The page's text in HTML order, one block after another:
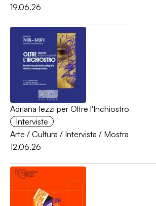
19.06.26
Adriana Iezzi per Oltre l'Inchiostro
Interviste
Arte / Cultura / Intervista / Mostra
12.06.26